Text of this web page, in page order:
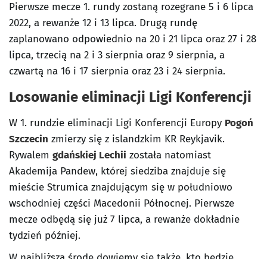
Pierwsze mecze 1. rundy zostaną rozegrane 5 i 6 lipca
2022, a rewanże 12 i 13 lipca. Drugą rundę
zaplanowano odpowiednio na 20 i 21 lipca oraz 27 i 28
lipca, trzecią na 2 i 3 sierpnia oraz 9 sierpnia, a
czwartą na 16 i 17 sierpnia oraz 23 i 24 sierpnia.
Losowanie eliminacji Ligi Konferencji
W 1. rundzie eliminacji Ligi Konferencji Europy Pogoń
Szczecin zmierzy się z islandzkim KR Reykjavik.
Rywalem gdańskiej Lechii została natomiast
Akademija Pandew, której siedziba znajduje się
mieście Strumica znajdującym się w południowo
wschodniej części Macedonii Północnej. Pierwsze
mecze odbędą się już 7 lipca, a rewanże dokładnie
tydzień później.